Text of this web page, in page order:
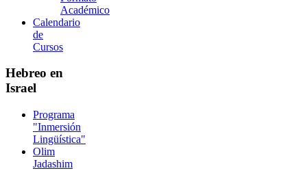
Académico
Calendario
de
Cursos
Hebreo en
Israel
Programa
"Inmersión
Lingüística"
Olim
Jadashim